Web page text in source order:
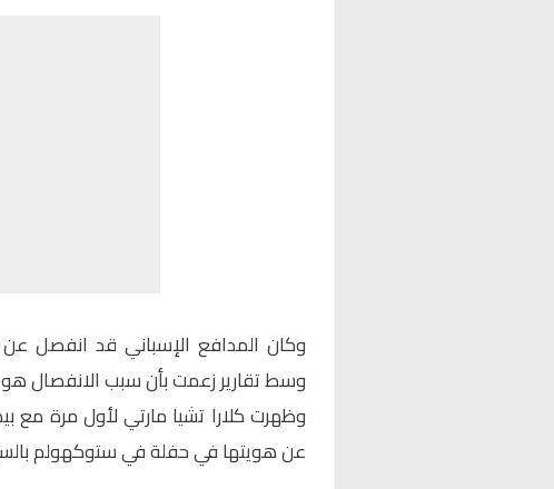
وكان المدافع الإسباني قد انفصل عن
وسط تقارير زعمت بأن سبب الانفصال هو
وظهرت كلارا تشيا مارتي لأول مرة
عن هويتها في حفلة في ستوكهولم